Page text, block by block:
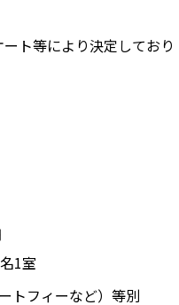
ト等により決定しており
名1室
トフィーなど）等別